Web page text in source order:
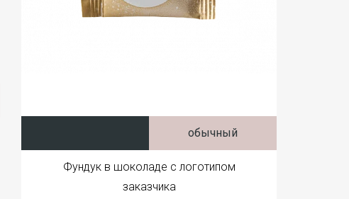
обычный
Фундук в шоколаде с логотипом
заказчика